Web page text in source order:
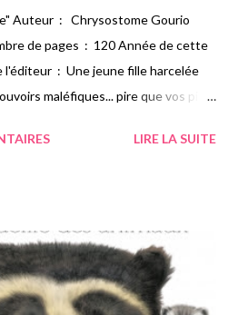
Auteur : Chrysostome Gourio
de pages : 120 Année de cette
: Une jeune fille harcelée
maléfiques... pire que vos pires
milieu du cimetière, Perséphone
avis : Voici encore un coup de
de chez Casterman. J'ai adoré
m'a littéralement transportée. Moi
LIRE LA SUITE